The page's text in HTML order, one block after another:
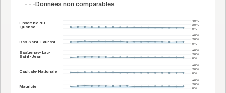
Données non comparables
0 %
20 %
40 %
0 %
20 %
40 %
0 %
20 %
40 %
0 %
20 %
40 %
0 %
20 %
40 %
Ensemble du
Québec
Bas-Saint-Laurent
Saguenay–Lac-
Saint-Jean
Capitale-Nationale
Mauricie